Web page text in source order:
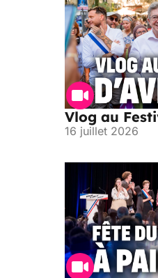
Vlog au
16 juillet 2026